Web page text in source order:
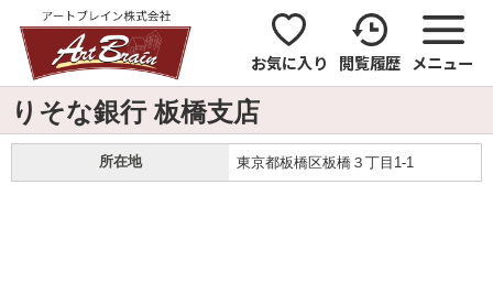
お気に入り 閲覧履歴 メニュー
りそな銀行 板橋支店
所在地 東京都板橋区板橋３丁目1-1